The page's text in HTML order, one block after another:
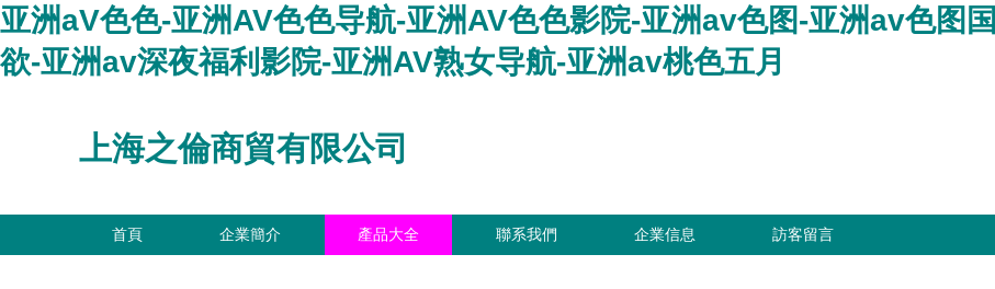
亚洲aV色色-亚洲AV色色导航-亚洲AV色色影院-亚洲av色图-亚洲av色图
欲-亚洲av深夜福利影院-亚洲AV熟女导航-亚洲av桃色五月
上海之倫商貿有限公司
首頁 企業簡介 產品大全 聯系我們 企業信息 訪客留言